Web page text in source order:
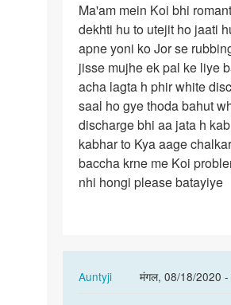
Ma'am
mein
Koi
bhi
romantic…
Ma'am mein Koi bhi
dekhti hu to utejit ho jaati
apne yoni ko Jor se
jisse mujhe ek pal ke liye
acha lagta h phir white
saal ho gye thoda bahut
discharge bhi aa jata h
kabhar to Kya aage
baccha krne me Koi
nhi hongi please batayiye
Auntyji
मंगल, 08/18/2020
In